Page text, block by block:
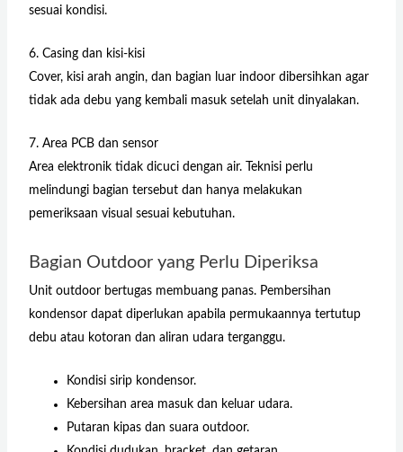
sesuai kondisi.
6. Casing dan kisi-kisi
Cover, kisi arah angin, dan bagian luar indoor dibersihkan agar
tidak ada debu yang kembali masuk setelah unit dinyalakan.
7. Area PCB dan sensor
Area elektronik tidak dicuci dengan air. Teknisi perlu
melindungi bagian tersebut dan hanya melakukan
pemeriksaan visual sesuai kebutuhan.
Bagian Outdoor yang Perlu Diperiksa
Unit outdoor bertugas membuang panas. Pembersihan
kondensor dapat diperlukan apabila permukaannya tertutup
debu atau kotoran dan aliran udara terganggu.
Kondisi sirip kondensor.
Kebersihan area masuk dan keluar udara.
Putaran kipas dan suara outdoor.